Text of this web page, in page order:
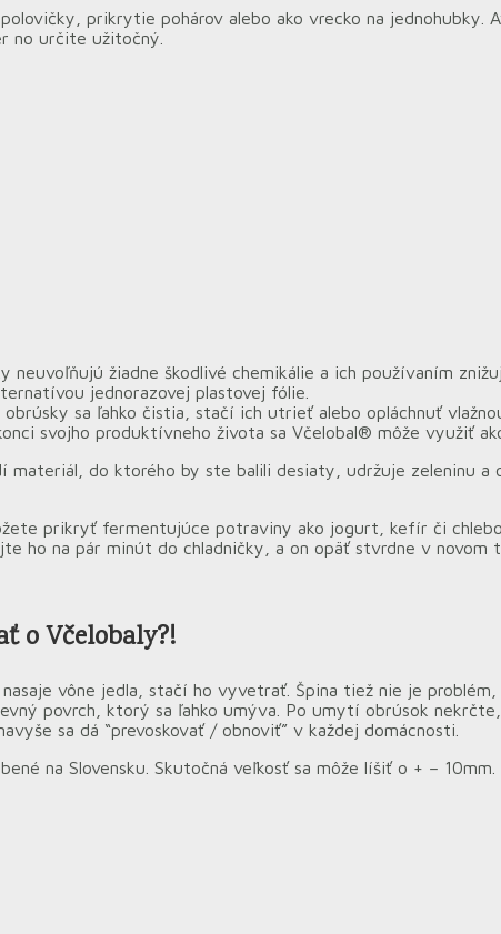
prikrytie pohárov alebo ako vrecko na
no určite užitočný.
neuvoľňujú žiadne škodlivé chemikálie a ich používaním
jednorazovej plastovej fólie.
obrúsky sa ľahko čistia, stačí ich utrieť alebo opláchnuť
svojho produktívneho života sa Včelobal® môže využiť
materiál, do ktorého by ste balili desiaty, udržuje
prikryť fermentujúce potraviny ako jogurt, kefír či
ho na pár minút do chladničky, a on opäť stvrdne v novom
o Včelobaly?!
vône jedla, stačí ho vyvetrať. Špina tiež nie je
povrch, ktorý sa ľahko umýva. Po umytí obrúsok
sa dá “prevoskovať / obnoviť” v každej domácnosti.
na Slovensku. Skutočná veľkosť sa môže líšiť o + – 10mm.